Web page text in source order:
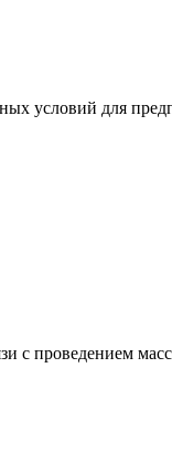
условий для
с проведением